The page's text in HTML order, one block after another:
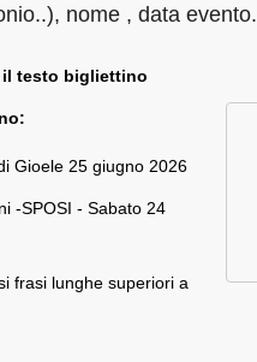
nome , data evento.
testo bigliettino
Gioele 25 giugno 2026
-SPOSI - Sabato 24
frasi lunghe superiori a